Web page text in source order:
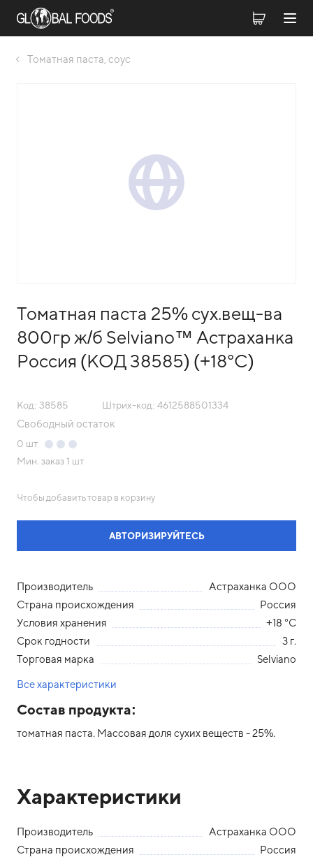
Томатная паста, соус
Томатная паста 25% сух.вещ-ва
800гр ж/б Selviano™ Астраханка
Россия (КОД 38585) (+18°С)
Код: 38585 Штрих-код: 4612588501334
Свободный остаток
0 шт
Мин. заказ 1 шт
Чтобы добавить товар в корзину
АВТОРИЗИРУЙТЕСЬ
Производитель
Астраханка ООО
Страна происхождения
Россия
Условия хранения
+18 °С
Срок годности
3 г.
Торговая марка
Selviano
Все характеристики
Состав продукта:
томатная паста. Массовая доля сухих веществ - 25%.
Характеристики
Производитель
Астраханка ООО
Страна происхождения
Россия